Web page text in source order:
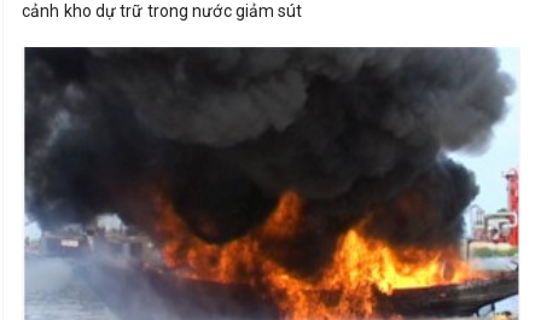
cảnh kho dự trữ trong nước giảm sút